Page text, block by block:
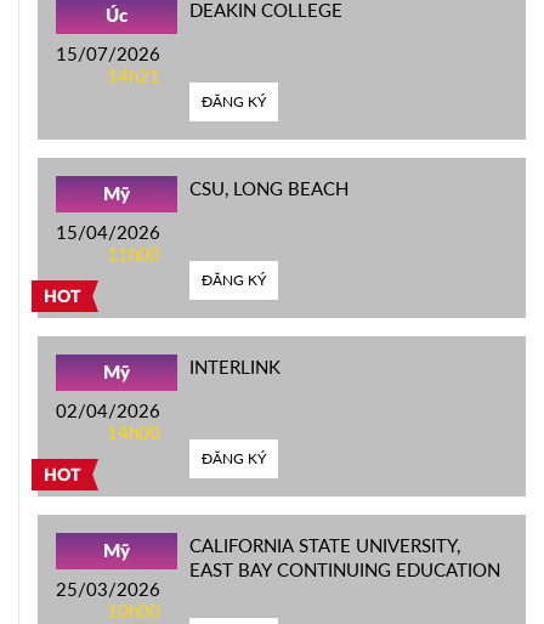
Úc
15/07/2026
14h21
DEAKIN COLLEGE
ĐĂNG KÝ
HOT
Mỹ
15/04/2026
11h00
CSU, LONG BEACH
ĐĂNG KÝ
HOT
Mỹ
02/04/2026
14h00
INTERLINK
ĐĂNG KÝ
Mỹ
25/03/2026
10h00
CALIFORNIA STATE UNIVERSITY,
EAST BAY CONTINUING EDUCATION